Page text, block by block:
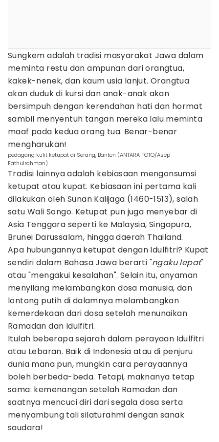
Sungkem adalah tradisi masyarakat Jawa dalam
meminta restu dan ampunan dari orangtua,
kakek-nenek, dan kaum usia lanjut. Orangtua
akan duduk di kursi dan anak-anak akan
bersimpuh dengan kerendahan hati dan hormat
sambil menyentuh tangan mereka lalu meminta
maaf pada kedua orang tua. Benar-benar
mengharukan!
pedagang kulit ketupat di Serang, Banten (ANTARA FOTO/Asep
Fathulrahman)
Tradisi lainnya adalah kebiasaan mengonsumsi
ketupat atau kupat. Kebiasaan ini pertama kali
dilakukan oleh Sunan Kalijaga (1460-1513), salah
satu Wali Songo. Ketupat pun juga menyebar di
Asia Tenggara seperti ke Malaysia, Singapura,
Brunei Darussalam, hingga daerah Thailand.
Apa hubungannya ketupat dengan Idulfitri? Kupat
sendiri dalam Bahasa Jawa berarti "ngaku lepat"
atau "mengakui kesalahan". Selain itu, anyaman
menyilang melambangkan dosa manusia, dan
lontong putih di dalamnya melambangkan
kemerdekaan dari dosa setelah menunaikan
Ramadan dan Idulfitri.
Itulah beberapa sejarah dalam perayaan Idulfitri
atau Lebaran. Baik di Indonesia atau di penjuru
dunia mana pun, mungkin cara perayaannya
boleh berbeda-beda. Tetapi, maknanya tetap
sama: kemenangan setelah Ramadan dan
saatnya mencuci diri dari segala dosa serta
menyambung tali silaturahmi dengan sanak
saudara!